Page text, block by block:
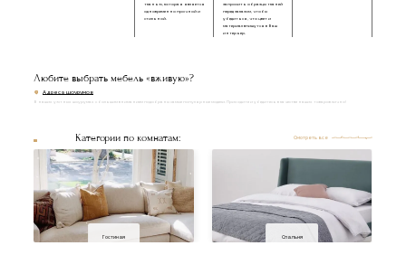
тканью, которая является
одновременно прочной и
стильной.
запросить образцы тканей
перед заказом, чтобы
убедиться, что цвет и
материал впишутся в Ваш
интерьер.
Любите выбрать мебель «вживую»?
Адреса шоурумов
В наших уютных шоурумах с большим вниманием подобраны самые популярные модели. Приходите и убедитесь в качестве наших товаров лично!
Категории по комнатам: Смотреть все
Гостиная Спальня